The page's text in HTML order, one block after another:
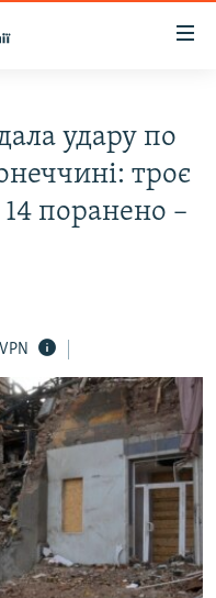
удару по
троє
поранено –